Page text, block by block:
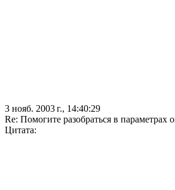
3 нояб. 2003 г., 14:40:29
Re: Помогите разобраться в параметрах
Цитата: